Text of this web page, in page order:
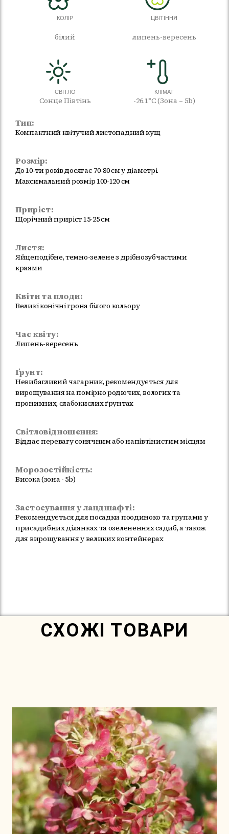
КОЛІР
білий
ЦВІТІННЯ
липень-вересень
СВІТЛО
Сонце Півтінь
КЛІМАТ
-26.1°C (Зона – 5b)
Тип:
Компактний квітучий листопадний кущ
Розмір:
До 10-ти років досягає 70-80 см у діаметрі.
Максимальний розмір 100-120 см
Приріст:
Щорічний приріст 15-25 см
Листя:
Яйцеподібне, темно-зелене з дрібнозубчастими
краями
Квіти та плоди:
Великі конічні грона білого кольору
Час квіту:
Липень-вересень
Ґрунт:
Невибагливий чагарник, рекомендується для
вирощування на помірно родючих, вологих та
проникних, слабокислих ґрунтах
Світловідношення:
Віддає перевагу сонячним або напівтінистим місцям
Морозостійкість:
Висока (зона - 5b)
Застосування у ландшафті:
Рекомендується для посадки поодиноко та групами у
присадибних ділянках та озелененнях садиб, а також
для вирощування у великих контейнерах
СХОЖІ ТОВАРИ